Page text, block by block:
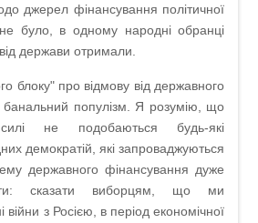
джерел фінансування політичної
було, в одному народні обранці
держави отримали.
блоку" про відмову від державного
популізм. Я розумію, що
не подобаються будь-які
демократій, які запроваджуються
державного фінансування дуже
сказати виборцям, що ми
війни з Росією, в період економічної